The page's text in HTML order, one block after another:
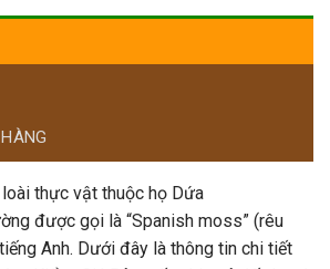
thực vật thuộc họ Dứa
được gọi là “Spanish moss” (rêu
Anh. Dưới đây là thông tin chi tiết